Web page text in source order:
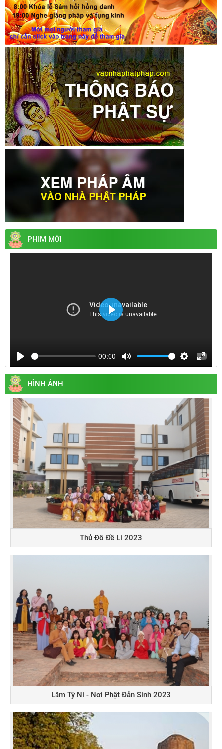
PHIM MỚI
Play
00:00
Mute
SettingsEnter
Play
HÌNH ẢNH
Thủ Đô Đề Li 2023
Lâm Tỳ Ni - Nơi Phật Đản Sinh 2023